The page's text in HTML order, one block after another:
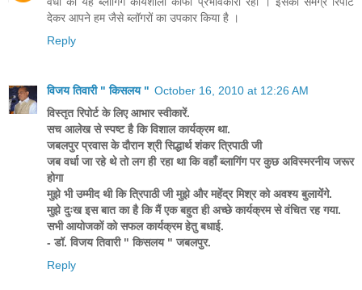
देकर आपने हम जैसे ब्लॉगरों का उपकार किया है ।
Reply
विजय तिवारी " किसलय " October 16, 2010 at 12:26 AM
विस्तृत रिपोर्ट के लिए आभार स्वीकारें.
सच आलेख से स्पष्ट है कि विशाल कार्यक्रम था.
जबलपुर प्रवास के दौरान श्री सिद्धार्थ शंकर त्रिपाठी जी
जब वर्धा जा रहे थे तो लग ही रहा था कि वहाँ ब्लागिंग पर कुछ अविस्मरनीय जरूर
होगा
मुझे भी उम्मीद थी कि त्रिपाठी जी मुझे और महेंद्र मिश्र को अवश्य बुलायेंगे.
मुझे दुःख इस बात का है कि मैं एक बहुत ही अच्छे कार्यक्रम से वंचित रह गया.
सभी आयोजकों को सफल कार्यक्रम हेतु बधाई.
- डॉ. विजय तिवारी " किसलय " जबलपुर.
Reply